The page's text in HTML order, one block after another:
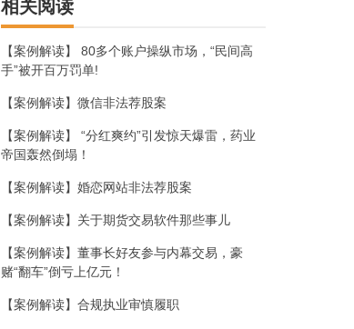
相关阅读
【案例解读】 80多个账户操纵市场，“民间高
手”被开百万罚单!
【案例解读】微信非法荐股案
【案例解读】 “分红爽约”引发惊天爆雷，药业
帝国轰然倒塌！
【案例解读】婚恋网站非法荐股案
【案例解读】关于期货交易软件那些事儿
【案例解读】董事长好友参与内幕交易，豪
赌“翻车”倒亏上亿元！
【案例解读】合规执业审慎履职